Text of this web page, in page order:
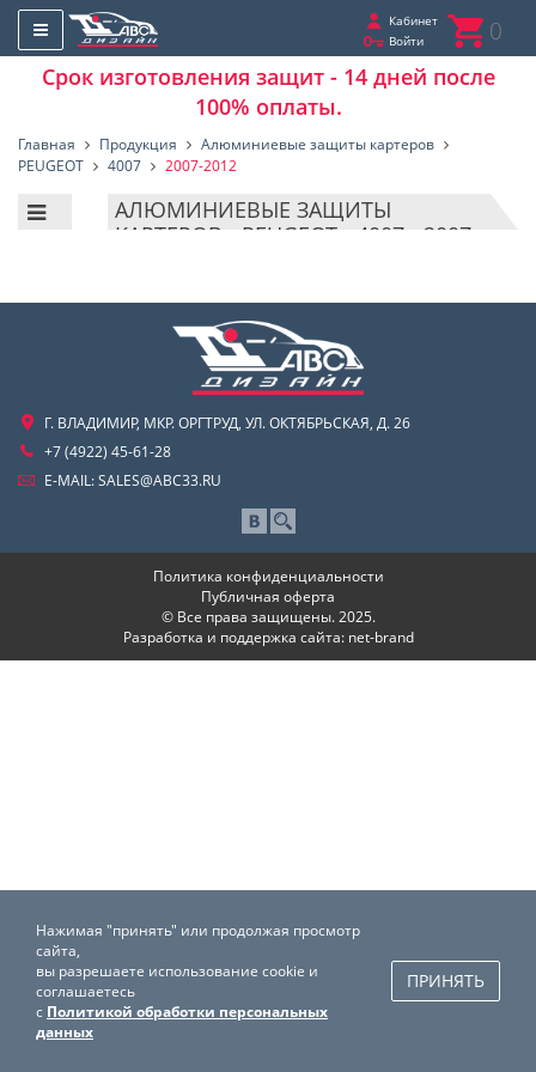
Кабинет
Войти
0
Срок изготовления защит - 14 дней после
100% оплаты.
Главная Продукция
Алюминиевые защиты картеров
PEUGEOT
4007 2007-2012
АЛЮМИНИЕВЫЕ ЗАЩИТЫ
КАРТЕРОВ - PEUGEOT - 4007 - 2007-
Г. ВЛАДИМИР, МКР. ОРГТРУД, УЛ. ОКТЯБРЬСКАЯ, Д. 26
+7 (4922) 45-61-28
E-MAIL:SALES@ABC33.RU
Политика конфиденциальности
Публичная оферта
© Все права защищены. 2025.
Разработка и поддержка сайта: net-brand
Нажимая "принять" или продолжая просмотр
сайта,
вы разрешаете использование cookie и
соглашаетесь
с Политикой обработки персональных
данных
ПРИНЯТЬ